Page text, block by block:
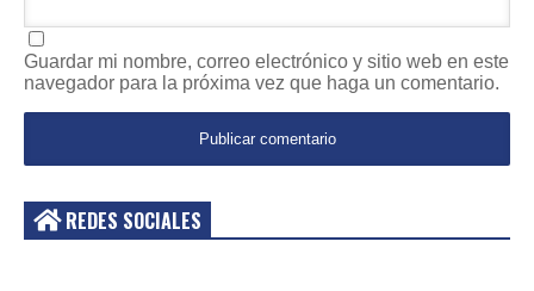
Guardar mi nombre, correo electrónico y sitio web en este
navegador para la próxima vez que haga un comentario.
REDES SOCIALES